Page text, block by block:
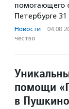
помогающего
Петербурге
Новости ·
чест­во
помощи
в Пушкино